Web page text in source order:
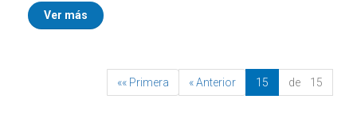
Ver más
«« Primera « Anterior 15 de 15